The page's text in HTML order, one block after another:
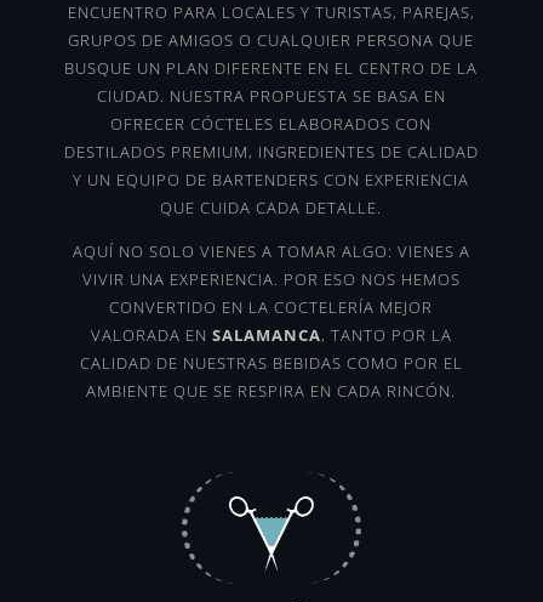
ENCUENTRO PARA LOCALES Y TURISTAS, PAREJAS,
GRUPOS DE AMIGOS O CUALQUIER PERSONA QUE
BUSQUE UN PLAN DIFERENTE EN EL CENTRO DE LA
CIUDAD. NUESTRA PROPUESTA SE BASA EN
OFRECER CÓCTELES ELABORADOS CON
DESTILADOS PREMIUM, INGREDIENTES DE CALIDAD
Y UN EQUIPO DE BARTENDERS CON EXPERIENCIA
QUE CUIDA CADA DETALLE.
AQUÍ NO SOLO VIENES A TOMAR ALGO: VIENES A
VIVIR UNA EXPERIENCIA. POR ESO NOS HEMOS
CONVERTIDO EN LA COCTELERÍA MEJOR
VALORADA EN SALAMANCA, TANTO POR LA
CALIDAD DE NUESTRAS BEBIDAS COMO POR EL
AMBIENTE QUE SE RESPIRA EN CADA RINCÓN.